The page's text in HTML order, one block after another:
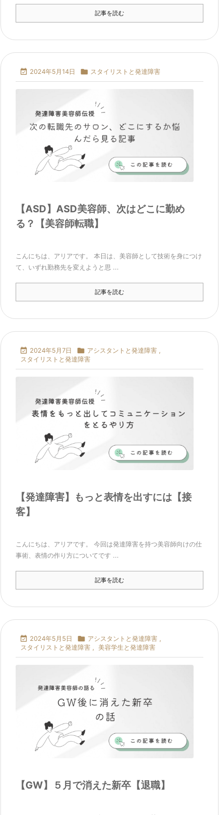
記事を読む
 2024年5月14日  スタイリストと発達障害
【ASD】ASD美容師、次はどこに勤め
る？【美容師転職】
こんにちは、アリアです。 本日は、美容師として技術を身につけ
て、いずれ勤務先を変えようと思 ...
記事を読む
 2024年5月7日  アシスタントと発達障害 ,
スタイリストと発達障害
【発達障害】もっと表情を出すには【接
客】
こんにちは、アリアです。 今回は発達障害を持つ美容師向けの仕
事術、表情の作り方についてです ...
記事を読む
 2024年5月5日  アシスタントと発達障害 ,
スタイリストと発達障害 , 美容学生と発達障害
【GW】５月で消えた新卒【退職】